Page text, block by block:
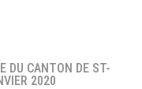
DU CANTON DE ST-
2020